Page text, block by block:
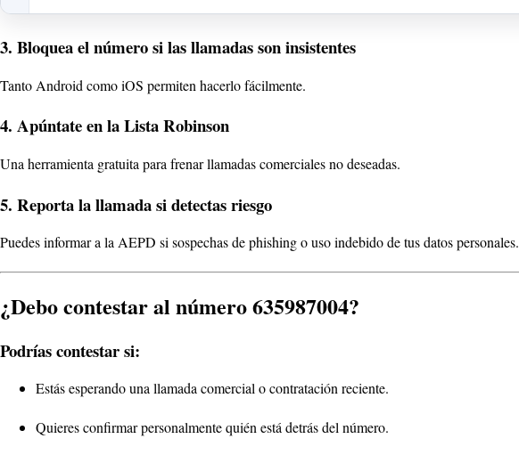
3. Bloquea el número si las llamadas son insistentes
Tanto Android como iOS permiten hacerlo fácilmente.
4. Apúntate en la Lista Robinson
Una herramienta gratuita para frenar llamadas comerciales no deseadas.
5. Reporta la llamada si detectas riesgo
Puedes informar a la AEPD si sospechas de phishing o uso indebido de tus datos personales.
¿Debo contestar al número 635987004?
Podrías contestar si:
Estás esperando una llamada comercial o contratación reciente.
Quieres confirmar personalmente quién está detrás del número.